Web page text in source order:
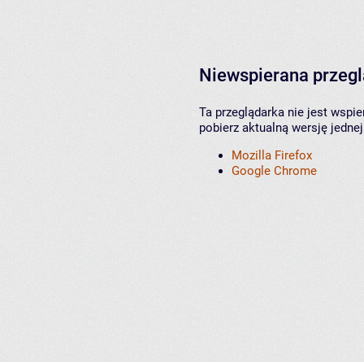
Niewspierana
Ta przeglądarka nie jest
pobierz aktualną wersję
Mozilla Firefox
Google Chrome